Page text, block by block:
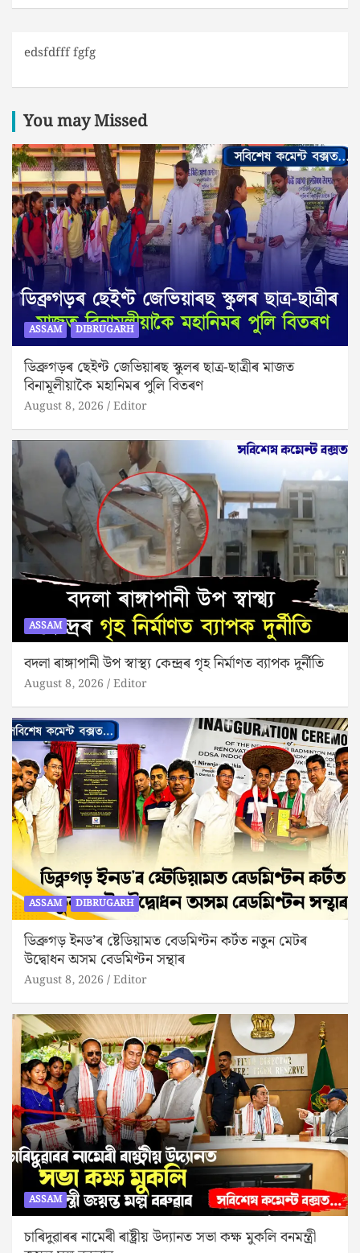
edsfdfff fgfg
You may Missed
ASSAM DIBRUGARH
ডিব্ৰুগড়ৰ ছেইণ্ট জেভিয়াৰছ স্কুলৰ ছাত্ৰ-ছাত্ৰীৰ মাজত
বিনামূলীয়াকৈ মহানিমৰ পুলি বিতৰণ
August 8, 2026 Editor
ASSAM
বদলা ৰাঙ্গাপানী উপ স্বাস্থ্য কেন্দ্ৰৰ গৃহ নিৰ্মাণত ব্যাপক দুৰ্নীতি
August 8, 2026 Editor
ASSAM DIBRUGARH
ডিব্ৰুগড় ইনড’ৰ ষ্টেডিয়ামত বেডমিণ্টন কৰ্টত নতুন মেটৰ
উদ্বোধন অসম বেডমিণ্টন সন্থাৰ
August 8, 2026 Editor
ASSAM
চাৰিদুৱাৰৰ নামেৰী ৰাষ্ট্ৰীয় উদ্যানত সভা কক্ষ মুকলি বনমন্ত্ৰী